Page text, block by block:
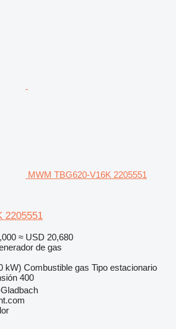
MWM TBG620-V16K 2205551
2205551
≈ USD 20,680
de gas
kW) Combustible gas Tipo estacionario
400